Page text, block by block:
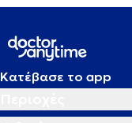
Κατέβασε το app